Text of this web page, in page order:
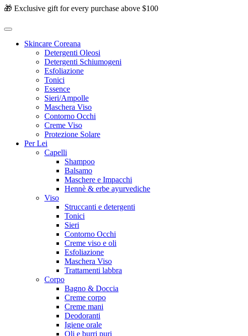
🎁 Exclusive gift for every purchase above $100
Skincare Coreana
Detergenti Oleosi
Detergenti Schiumogeni
Esfoliazione
Tonici
Essence
Sieri/Ampolle
Maschera Viso
Contorno Occhi
Creme Viso
Protezione Solare
Per Lei
Capelli
Shampoo
Balsamo
Maschere e Impacchi
Hennè & erbe ayurvediche
Viso
Struccanti e detergenti
Tonici
Sieri
Contorno Occhi
Creme viso e oli
Esfoliazione
Maschera Viso
Trattamenti labbra
Corpo
Bagno & Doccia
Creme corpo
Creme mani
Deodoranti
Igiene orale
Oli e burri puri